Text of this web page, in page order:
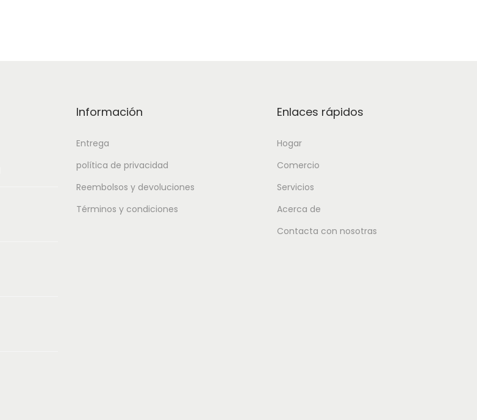
Información
Entrega
política de privacidad
Reembolsos y devoluciones
Términos y condiciones
Enlaces rápidos
Hogar
Comercio
Servicios
Acerca de
Contacta con nosotras